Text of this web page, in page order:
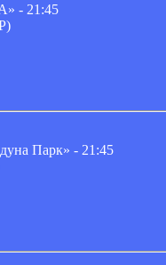
- 21:45
Парк» - 21:45